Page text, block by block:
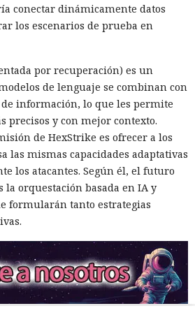
conectar dinámicamente datos
los escenarios de prueba en
por recuperación) es un
de lenguaje se combinan con
información, lo que les permite
precisos y con mejor contexto.
de HexStrike es ofrecer a los
las mismas capacidades adaptativas
los atacantes. Según él, el futuro
la orquestación basada en IA y
formularán tanto estrategias